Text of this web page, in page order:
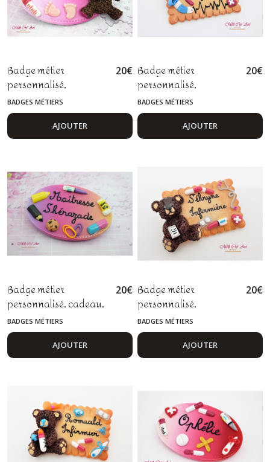
Badge métier
personnalisé,
puéricultrice,
assistante maternelle,
pédiatre, nounou, sage
femme, fimo
20€
BADGES MÉTIERS
AJOUTER
Badge métier
personnalisé,
infirmière, aide
soignante, médecin,
personnel soignant,
pâte polymère fimo
20€
BADGES MÉTIERS
AJOUTER
Badge métier
personnalisé, cadeau,
maîtresse, maître, avs,
atsem, auxiliaire
d'éducation,
enseignant, pâte
20€
BADGES MÉTIERS
AJOUTER
Badge métier
personnalisé,
infirmière, aide
soignante, médecin,
cardiologie, pâte
polymère fimo
20€
BADGES MÉTIERS
AJOUTER